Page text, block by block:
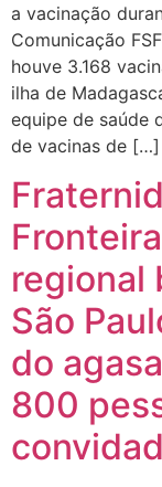
a vacinação
Comunicação
houve 3.168
ilha de
equipe de saúde
de vacinas de […]
regional
São
do
800